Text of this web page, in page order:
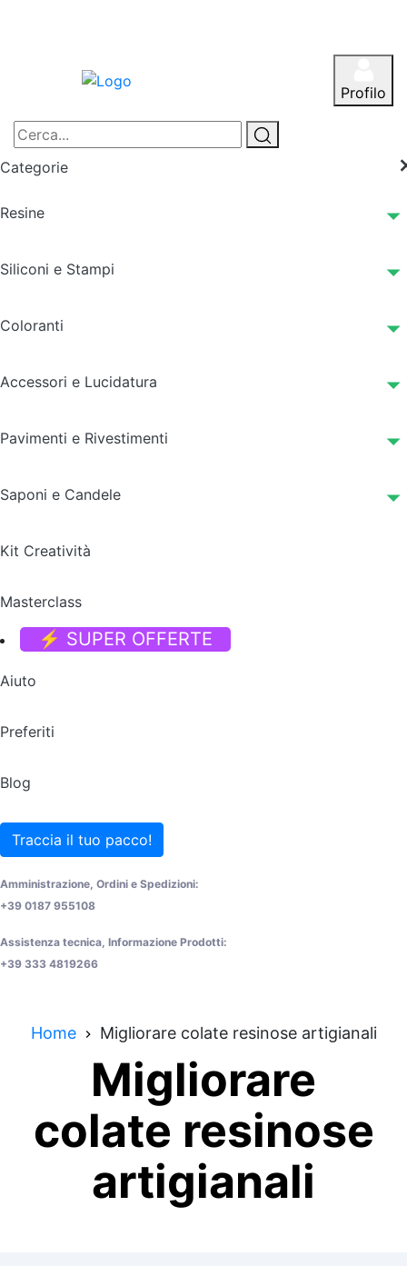
Profilo
Categorie
Resine
Siliconi e Stampi
Coloranti
Accessori e Lucidatura
Pavimenti e Rivestimenti
Saponi e Candele
Kit Creatività
Masterclass
⚡ SUPER OFFERTE
Aiuto
Preferiti
Blog
Traccia il tuo pacco!
Amministrazione, Ordini e Spedizioni:
+39 0187 955108
Assistenza tecnica, Informazione Prodotti:
+39 333 4819266
Home Migliorare colate resinose artigianali
Migliorare
colate resinose
artigianali